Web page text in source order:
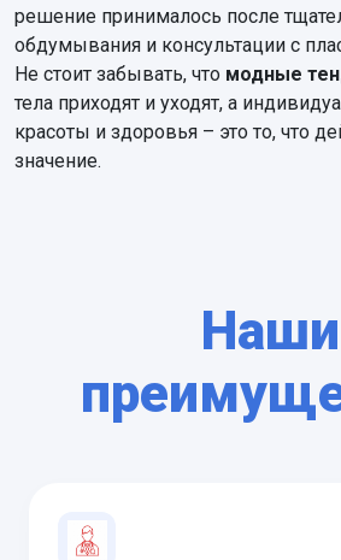
решение принималось после
обдумывания и консультации с
Не стоит забывать, что модные
тела приходят и уходят, а
красоты и здоровья – это то, что
значение.
Наши